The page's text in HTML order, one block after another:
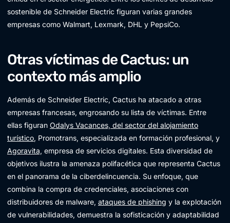
sostenible de Schneider Electric figuran varias grandes
empresas como Walmart, Lexmark, DHL y PepsiCo.
Otras víctimas de Cactus: un
contexto más amplio
Además de Schneider Electric, Cactus ha atacado a otras
empresas francesas, engrosando su lista de víctimas. Entre
ellas figuran Odalys Vacances, del sector del alojamiento
turístico, Promotrans, especializada en formación profesional, y
Agoravita, empresa de servicios digitales. Esta diversidad de
objetivos ilustra la amenaza polifacética que representa Cactus
en el panorama de la ciberdelincuencia. Su enfoque, que
combina la compra de credenciales, asociaciones con
distribuidores de malware, ataques de phishing y la explotación
de vulnerabilidades, demuestra la sofisticación y adaptabilidad